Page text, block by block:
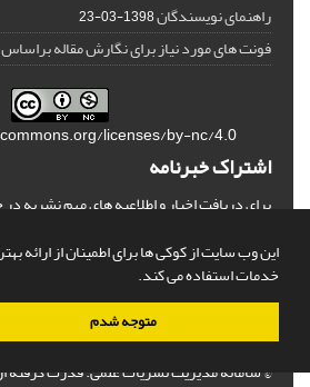
این وب سایت از کوکی ها برای اطمینان از ارائه
خدمات استفاده می کند.
متوجه شدم
راهنمای نویسندگان1398-03-23
فونت های مورد نیاز برای نگارش مقاله
licenses/by-nc/4.0/
اشتراک خبرنامه
برای دریافت اخبار و اطلاعیه های مهم نشریه
© سامانه مدیریت نشریات علمی.قدرت گرفته